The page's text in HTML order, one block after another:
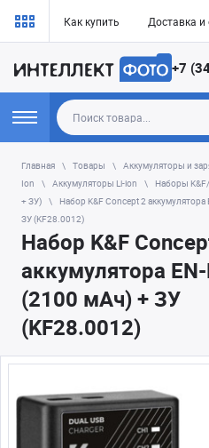
Как купить Доставка и
+7
Главная Товары
Аккумуляторы и
Ion
Аккумуляторы Li-ion
Наборы
+ ЗУ)
Набор K&F Concept 2
ЗУ (KF28.0012)
Набор K&F
аккумулятора
(2100 мАч) + ЗУ
(KF28.0012)